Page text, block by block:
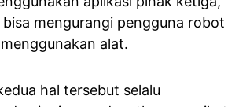
mengurangi pengguna robot
alat.
hal tersebut selalu